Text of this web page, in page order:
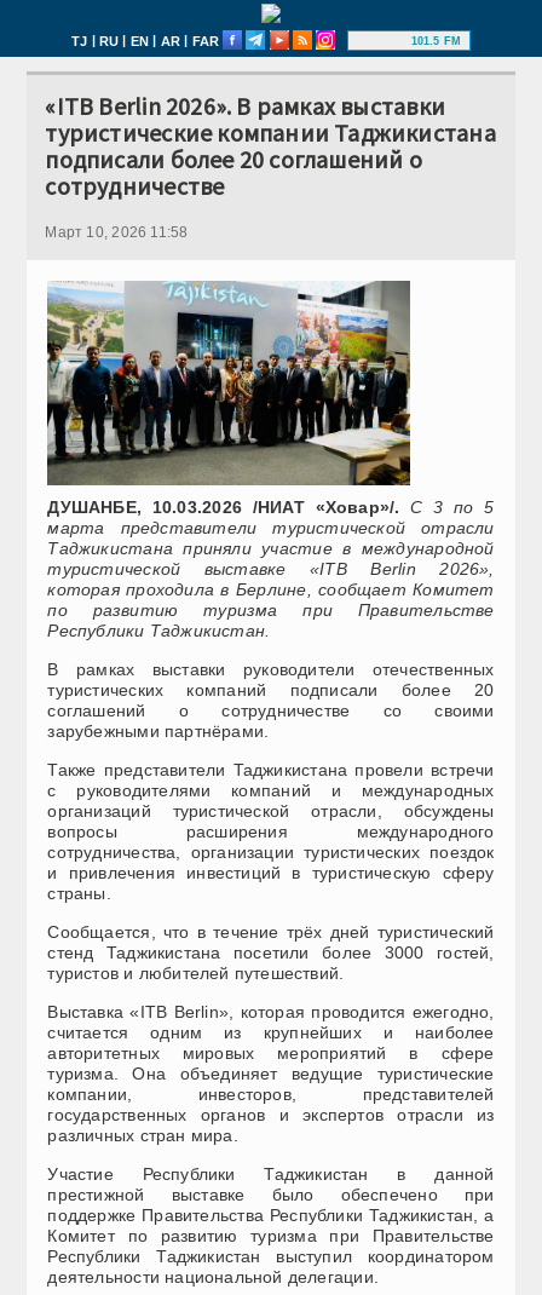
TJ | RU | EN | AR | FAR 101.5 FM
«ITB Berlin 2026». В рамках выставки
туристические компании Таджикистана
подписали более 20 соглашений о
сотрудничестве
Март 10, 2026 11:58
ДУШАНБЕ, 10.03.2026 /НИАТ «Ховар»/. С 3 по 5
марта представители туристической отрасли
Таджикистана приняли участие в международной
туристической выставке «ITB Berlin 2026»,
которая проходила в Берлине, сообщает Комитет
по развитию туризма при Правительстве
Республики Таджикистан.
В рамках выставки руководители отечественных
туристических компаний подписали более 20
соглашений о сотрудничестве со своими
зарубежными партнёрами.
Также представители Таджикистана провели встречи
с руководителями компаний и международных
организаций туристической отрасли, обсуждены
вопросы расширения международного
сотрудничества, организации туристических поездок
и привлечения инвестиций в туристическую сферу
страны.
Сообщается, что в течение трёх дней туристический
стенд Таджикистана посетили более 3000 гостей,
туристов и любителей путешествий.
Выставка «ITB Berlin», которая проводится ежегодно,
считается одним из крупнейших и наиболее
авторитетных мировых мероприятий в сфере
туризма. Она объединяет ведущие туристические
компании, инвесторов, представителей
государственных органов и экспертов отрасли из
различных стран мира.
Участие Республики Таджикистан в данной
престижной выставке было обеспечено при
поддержке Правительства Республики Таджикистан, а
Комитет по развитию туризма при Правительстве
Республики Таджикистан выступил координатором
деятельности национальной делегации.